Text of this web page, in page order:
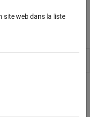
site web dans la liste